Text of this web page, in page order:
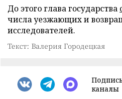
До этого глава государства
числа уезжающих и
исследователей.
Текст: Валерия Городецкая
каналы